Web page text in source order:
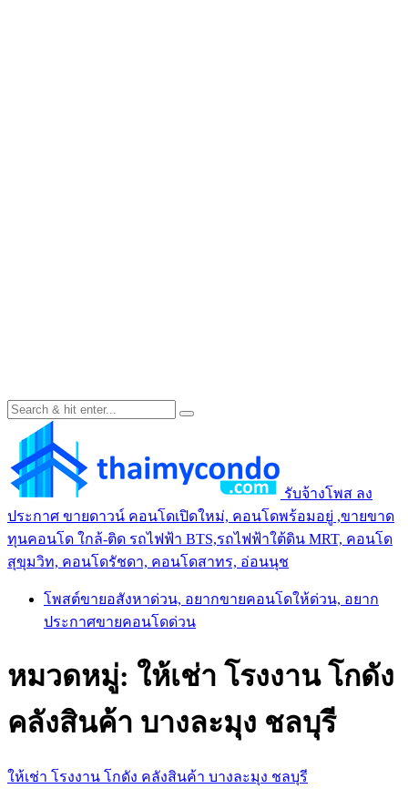
รับจ้างโพส ลง
ประกาศ ขายดาวน์ คอนโดเปิดใหม่, คอนโดพร้อมอยู่ ,ขายขาด
ทุนคอนโด ใกล้-ติด รถไฟฟ้า BTS,รถไฟฟ้าใต้ดิน MRT, คอนโด
สุขุมวิท, คอนโดรัชดา, คอนโดสาทร, อ่อนนุช
โพสต์ขายอสังหาด่วน, อยากขายคอนโดให้ด่วน, อยาก
ประกาศขายคอนโดด่วน
หมวดหมู่: ให้เช่า โรงงาน โกดัง
คลังสินค้า บางละมุง ชลบุรี
ให้เช่า โรงงาน โกดัง คลังสินค้า บางละมุง ชลบุรี